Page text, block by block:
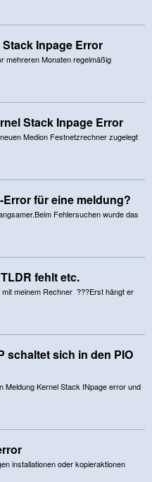
Inpage Error
mehreren Monaten regelmäßig
Stack Inpage Error
Medion Festnetzrechner zugelegt
für eine meldung?
Fehlersuchen wurde das
fehlt etc.
meinem Rechner ???Erst hängt er
schaltet sich in den PIO
Meldung Kernel Stack INpage error und
installationen oder kopieraktionen